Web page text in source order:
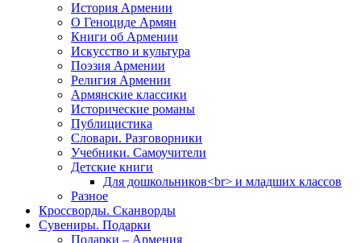
История Армении
О Геноциде Армян
Книги об Армении
Иcкусство и культура
Поэзия Армении
Религия Армении
Армянские классики
Исторические романы
Публицистика
Словари. Разговорники
Учебники. Самоучители
Детские книги
Для дошкольников<br> и младших классов
Разное
Кроссворды. Сканворды
Сувениры. Подарки
Подарки – Армения